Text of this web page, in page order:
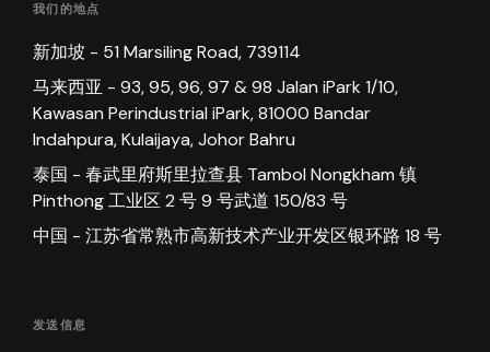
我们的地点
新加坡 - 51 Marsiling Road, 739114
马来西亚 - 93, 95, 96, 97 & 98 Jalan iPark 1/10,
Kawasan Perindustrial iPark, 81000 Bandar
Indahpura, Kulaijaya, Johor Bahru
泰国 - 春武里府斯里拉查县 Tambol Nongkham 镇
Pinthong 工业区 2 号 9 号武道 150/83 号
中国 - 江苏省常熟市高新技术产业开发区银环路 18 号
发送信息